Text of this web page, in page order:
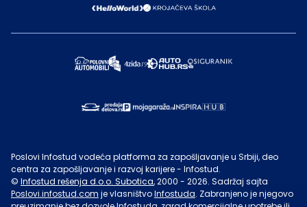
Poslovi Infostud vodeća platforma za zapošljavanje u Srbiji, deo
centra za zapošljavanje i razvoj karijere - Infostud.
© Infostud rešenja d.o.o. Subotica, 2000 - 2026. Sadržaj sajta
Poslovi.infostud.com je vlasništvoInfostuda. Zabranjeno je njegovo